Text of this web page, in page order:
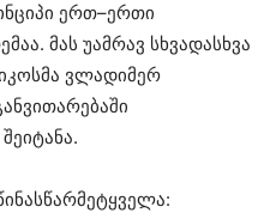
ერთ–ერთი
მას უამრავ სხვადასხვა
ვლადიმერ